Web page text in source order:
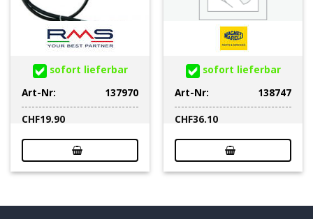
sofort lieferbar
Art-Nr:
137970
CHF19.90
sofort lieferbar
Art-Nr:
138747
CHF36.10